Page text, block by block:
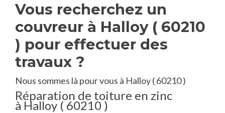
Vous recherchez un
couvreur à Halloy ( 60210
) pour effectuer des
travaux ?
Nous sommes là pour vous à Halloy ( 60210 )
Réparation de toiture en zinc
à Halloy ( 60210 )